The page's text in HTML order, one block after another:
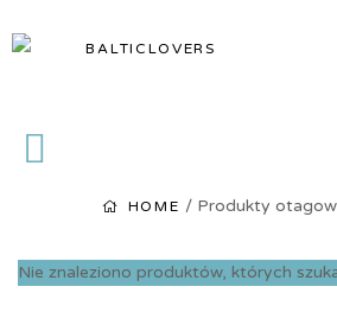
HOME / Produkty
Nie znaleziono produktów, których